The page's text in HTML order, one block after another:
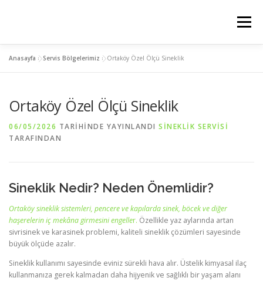
Menü
MENTEŞELİ SİNEKLİK SERVIS BÖLGELERIMIZ
Anasayfa »Servis Bölgelerimiz »Ortaköy Özel Ölçü Sineklik
Ortaköy Özel Ölçü Sineklik
06/05/2026 TARIHINDE YAYINLANDI SINEKLIK SERVISI
TARAFINDAN
Sineklik Nedir? Neden Önemlidir?
Ortaköy sineklik sistemleri, pencere ve kapılarda sinek, böcek ve diğer
haşerelerin iç mekâna girmesini engeller. Özellikle yaz aylarında artan
sivrisinek ve karasinek problemi, kaliteli sineklik çözümleri sayesinde
büyük ölçüde azalır.
Sineklik kullanımı sayesinde eviniz sürekli hava alır. Üstelik kimyasal ilaç
kullanmanıza gerek kalmadan daha hijyenik ve sağlıklı bir yaşam alanı